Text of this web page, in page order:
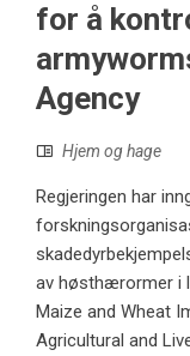
for å
Agency
Hjem og hage
Regjeringen har
av høsthærormer i
Maize and Wheat
Agricultural and